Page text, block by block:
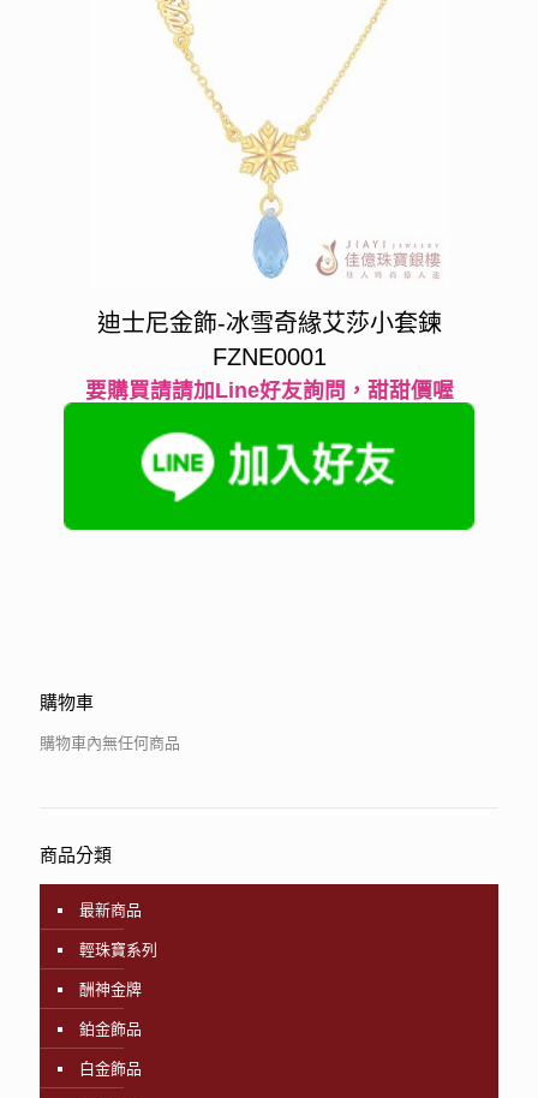
迪士尼金飾-冰雪奇緣艾莎小套鍊
FZNE0001
要購買請請加Line好友詢問，甜甜價喔
購物車
購物車內無任何商品
商品分類
最新商品
輕珠寶系列
酬神金牌
鉑金飾品
白金飾品